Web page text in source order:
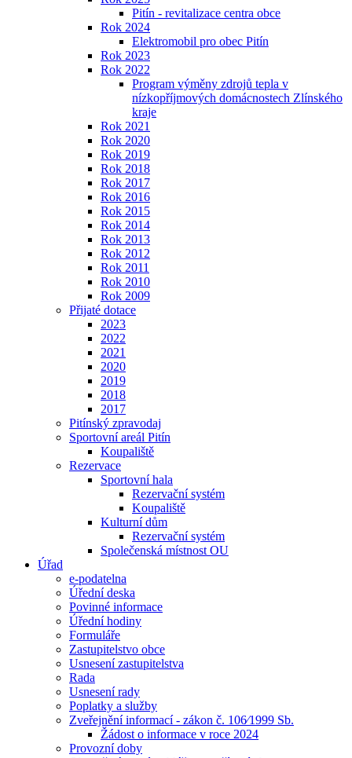
Pitín - revitalizace centra obce
Rok 2024
Elektromobil pro obec Pitín
Rok 2023
Rok 2022
Program výměny zdrojů tepla v
nízkopříjmových domácnostech Zlínského
kraje
Rok 2021
Rok 2020
Rok 2019
Rok 2018
Rok 2017
Rok 2016
Rok 2015
Rok 2014
Rok 2013
Rok 2012
Rok 2011
Rok 2010
Rok 2009
Přijaté dotace
2023
2022
2021
2020
2019
2018
2017
Pitínský zpravodaj
Sportovní areál Pitín
Koupaliště
Rezervace
Sportovní hala
Rezervační systém
Koupaliště
Kulturní dům
Rezervační systém
Společenská místnost OU
Úřad
e-podatelna
Úřední deska
Povinné informace
Úřední hodiny
Formuláře
Zastupitelstvo obce
Usnesení zastupitelstva
Rada
Usnesení rady
Poplatky a služby
Zveřejnění informací - zákon č. 106⁄1999 Sb.
Žádost o informace v roce 2024
Provozní doby